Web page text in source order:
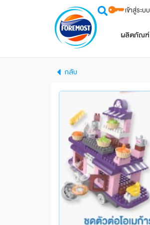
เข้าสู่ระบบ
ผลิตภัณฑ์
กลับ